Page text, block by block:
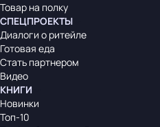
Товар на полку
СПЕЦПРОЕКТЫ
Диалоги о ритейле
Готовая еда
Стать партнером
Видео
КНИГИ
Новинки
Топ-10